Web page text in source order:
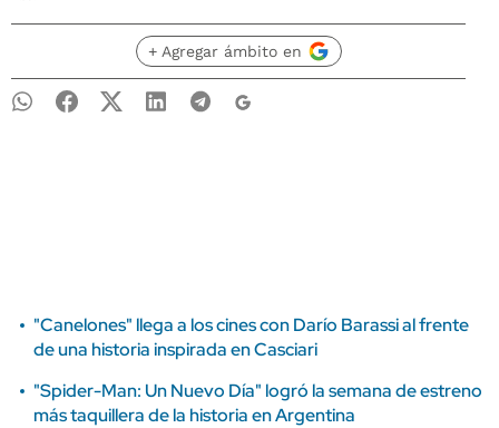
+ Agregar ámbito en
"Canelones" llega a los cines con Darío Barassi al frente
de una historia inspirada en Casciari
"Spider-Man: Un Nuevo Día" logró la semana de estreno
más taquillera de la historia en Argentina